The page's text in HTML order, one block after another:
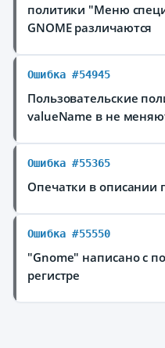
политики "Меню
GNOME различаются
Ошибка #54945
Пользовательские
valueName в не
Ошибка #55365
Опечатки в описании
Ошибка #55550
"Gnome" написано с
регистре